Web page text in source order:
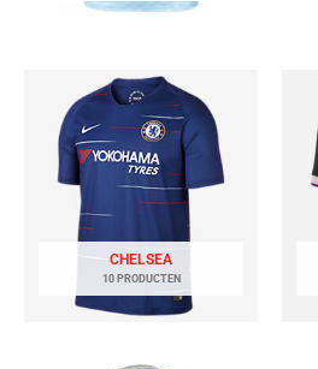
CHELSEA
10 PRODUCTEN